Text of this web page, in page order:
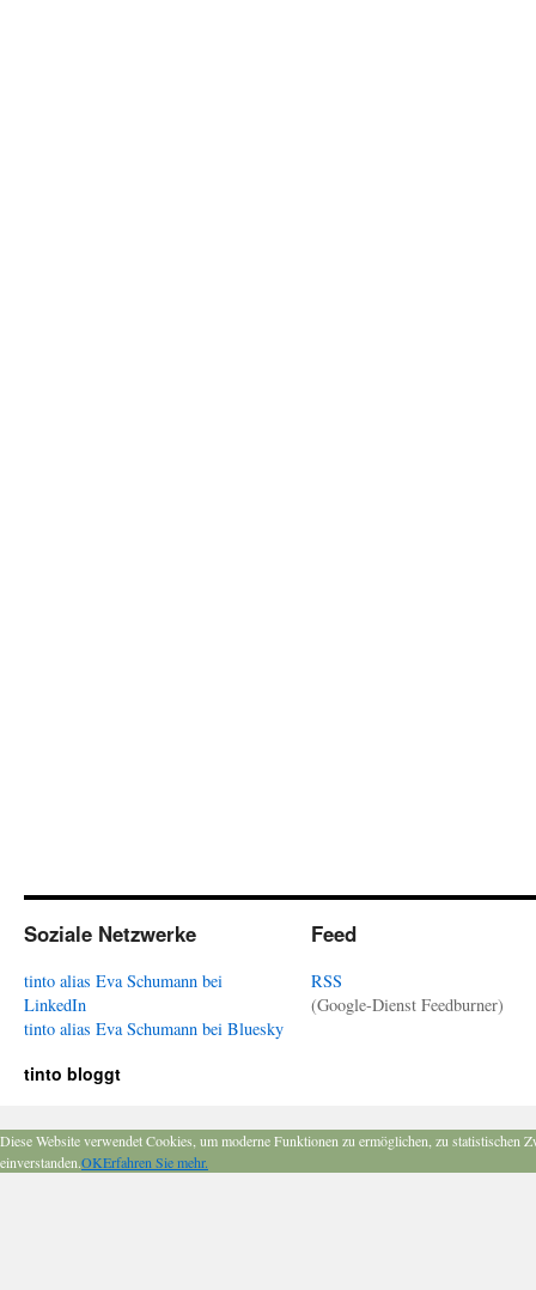
Soziale Netzwerke
tinto alias Eva Schumann bei
LinkedIn
tinto alias Eva Schumann bei Bluesky
Feed
RSS
(Google-Dienst Feedburner)
tinto bloggt
Diese Website verwendet Cookies, um moderne Funktionen zu ermöglichen, zu
einverstanden.OKErfahren Sie mehr.